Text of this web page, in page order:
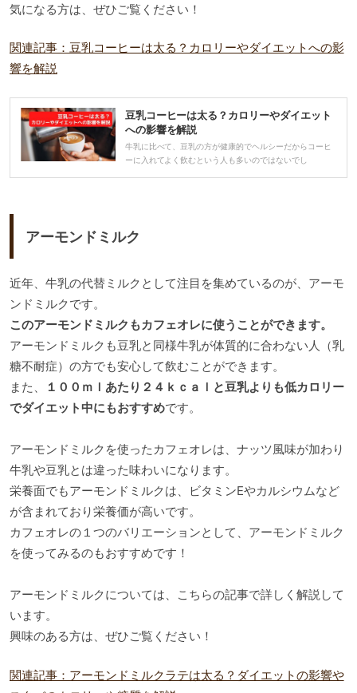
気になる方は、ぜひご覧ください！
関連記事：豆乳コーヒーは太る？カロリーやダイエットへの影
響を解説
豆乳コーヒーは太る？カロリーやダイエット
への影響を解説
牛乳に比べて、豆乳の方が健康的でヘルシーだからコーヒ
ーに入れてよく飲むという人も多いのではないでし
アーモンドミルク
近年、牛乳の代替ミルクとして注目を集めているのが、アーモ
ンドミルクです。
このアーモンドミルクもカフェオレに使うことができます。
アーモンドミルクも豆乳と同様牛乳が体質的に合わない人（乳
糖不耐症）の方でも安心して飲むことができます。
また、
１００ｍｌあたり２４ｋｃａｌと豆乳よりも低カロリー
でダイエット中にもおすすめです。
アーモンドミルクを使ったカフェオレは、ナッツ風味が加わり
牛乳や豆乳とは違った味わいになります。
栄養面でもアーモンドミルクは、ビタミンEやカルシウムなど
が含まれており栄養価が高いです。
カフェオレの１つのバリエーションとして、アーモンドミルク
を使ってみるのもおすすめです！
アーモンドミルクについては、こちらの記事で詳しく解説して
います。
興味のある方は、ぜひご覧ください！
関連記事：アーモンドミルクラテは太る？ダイエットの影響や